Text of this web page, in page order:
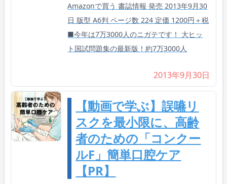
Amazonで買う 書誌情報 発売 2013年9月30
日 版型 A6判 ページ数 224 定価 1200円＋税
■今年は7万3000人のニガテです！ 大ヒッ
ト国試問題集の最新版！約7万3000人
2013年9月30日
【動画で学ぶ】誤嚥リ
スクを最小限に、高齢
者のための「コンクー
ルF」簡単口腔ケア
【PR】